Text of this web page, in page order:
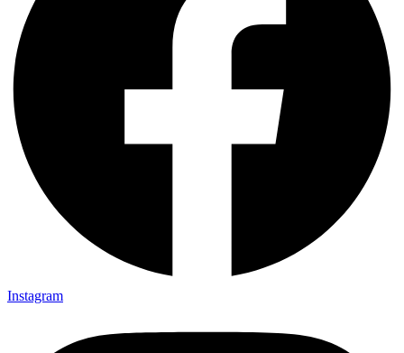
Instagram